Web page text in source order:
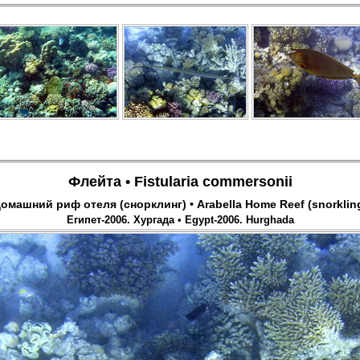
Флейта• Fistularia commersonii
риф отеля (снорклинг) • Arabella Home Reef
Египет-2006. Хургада • Egypt-2006. Hurghada